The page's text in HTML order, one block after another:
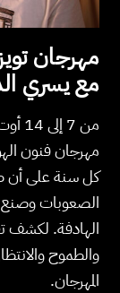
مهرجان
مع يسري
من
مهرجان فنون
كل سنة على أن
الصعوبات وصنع
الهادفة. لكشف
والطموح
المهرجان.